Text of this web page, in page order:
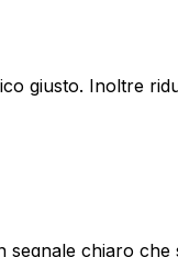
giusto. Inoltre
chiaro